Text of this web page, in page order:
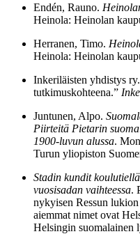
Endén, Rauno.
Heinola: Heinolan
Herranen, Timo.
Heinola: Heinolan
Inkeriläisten yhdistys
tutkimuskohteena.”
Juntunen, Alpo.
Piirteitä Pietarin
1900-luvun alussa.
Turun yliopiston
Stadin kundit
vuosisadan vaihteessa.
nykyisen Ressun
aiemmat nimet ovat
Helsingin suomalainen